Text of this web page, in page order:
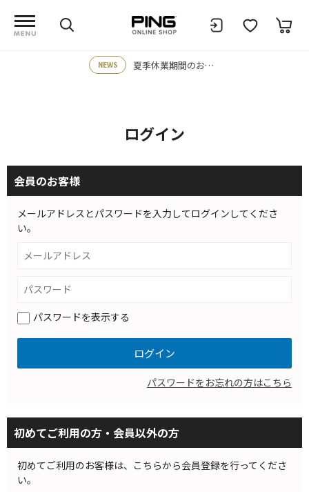
NEWS 夏季休業期間のお知らせ
ログイン
会員のお客様
メールアドレスとパスワードを入力してログインしてくださ
い。
パスワードを表示する
パスワードをお忘れの方はこちら
初めてご利用の方・会員以外の方
初めてご利用のお客様は、こちらから会員登録を行ってくださ
い。